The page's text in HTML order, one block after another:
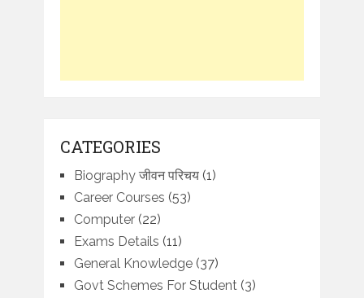
CATEGORIES
Biography जीवन परिचय(1)
Career Courses (53)
Computer(22)
Exams Details (11)
General Knowledge(37)
Govt Schemes For Student (3)